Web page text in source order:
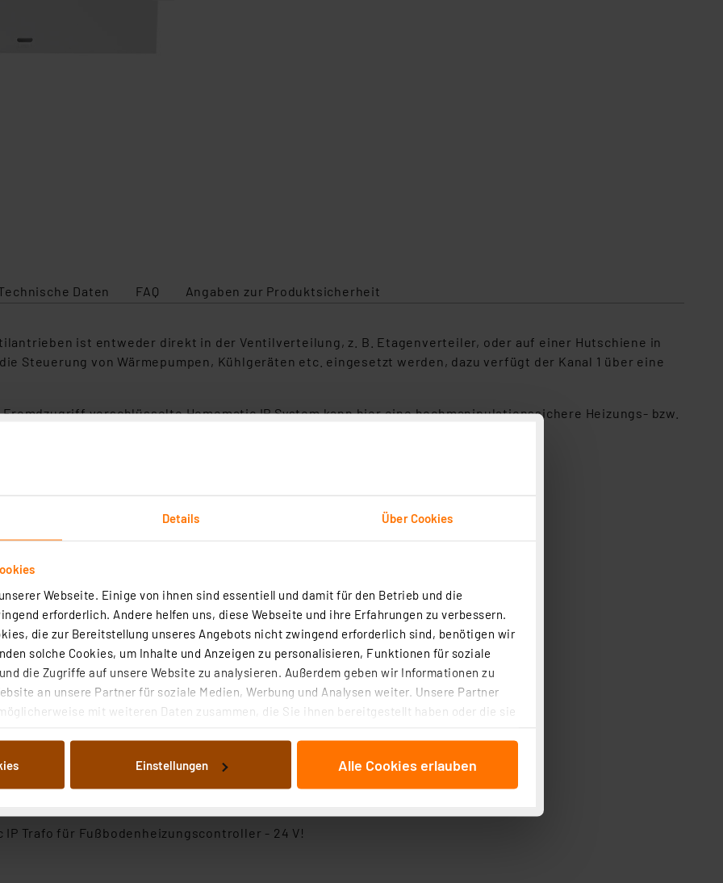
Details Über Cookies
Webseite. Einige von ihnen sind essentiell und damit für den Betrieb und die
erforderlich. Andere helfen uns, diese Webseite und ihre Erfahrungen zu verbessern.
die zur Bereitstellung unseres Angebots nicht zwingend erforderlich sind, benötigen wir
solche Cookies, um Inhalte und Anzeigen zu personalisieren, Funktionen für soziale
die Zugriffe auf unsere Website zu analysieren. Außerdem geben wir Informationen zu
an unsere Partner für soziale Medien, Werbung und Analysen weiter. Unsere Partner
mit weiteren Daten zusammen, die Sie ihnen bereitgestellt haben oder die sie
dargestellten bzw. die von Ihnen ausgewählten Verarbeitungszwecke (Art. 6
Auflistung der einzelnen Cookies nach Zweck und Anbieter ist durch Klick auf den
Ihre erteilte Zustimmung können Sie jederzeit unter dem Link „Cookie Einstellungen“
Einstellungen Alle Cookies erlauben
Daten FAQ Angaben zur Produktsicherheit
ist entweder direkt in der Ventilverteilung, z. B. Etagenverteiler, oder auf einer Hutschiene in
Steuerung von Wärmepumpen, Kühlgeräten etc. eingesetzt werden, dazu verfügt der Kanal 1 über eine
verschlüsselte Homematic IP System kann hier eine hochmanipulationssichere Heizungs- bzw.
in die Hausautomationslösung Homematic integriert werden kann.
komfortablen Steuerung der Fußbodenheizung per Smartphone-App
Heizungsanlage durch Leistungsausgleich
Raum
oder Wärmepumpen
oder auf Hutschiene
IP Access Point und Homematic Funkmodulen für Raspberry Pi
Lösungen:
App und gebührenfreiem Cloud-Service
direkt am Wandthermostat)
Trafo für Fußbodenheizungscontroller - 24 V!